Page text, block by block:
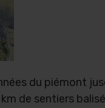
du piémont
de sentiers